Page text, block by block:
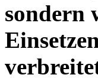
sondern